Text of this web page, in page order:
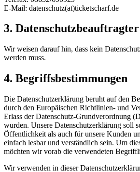
E-Mail: datenschutz(at)ticketscharf.de
3. Datenschutzbeauftragter
Wir weisen darauf hin, dass kein
werden muss.
4. Begriffsbestimmungen
Die Datenschutzerklärung beruht auf den
durch den Europäischen Richtlinien- und
Erlass der Datenschutz-Grundverordnung
wurden. Unsere Datenschutzerklärung soll
Öffentlichkeit als auch für unsere Kunden
einfach lesbar und verständlich sein. Um
möchten wir vorab die verwendeten
Wir verwenden in dieser